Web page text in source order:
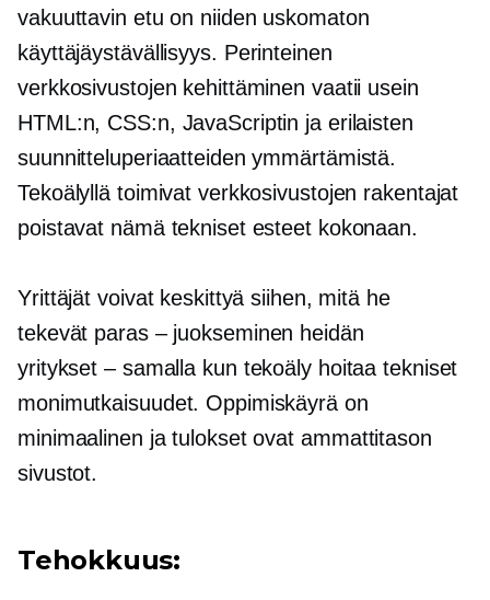
vakuuttavin etu on niiden uskomaton
käyttäjäystävällisyys. Perinteinen
verkkosivustojen kehittäminen vaatii usein
HTML:n, CSS:n, JavaScriptin ja erilaisten
suunnitteluperiaatteiden ymmärtämistä.
Tekoälyllä toimivat verkkosivustojen rakentajat
poistavat nämä tekniset esteet kokonaan.
Yrittäjät voivat keskittyä siihen, mitä he
tekevät paras – juokseminen heidän
yritykset – samalla kun tekoäly hoitaa tekniset
monimutkaisuudet. Oppimiskäyrä on
minimaalinen ja tulokset ovat ammattitason
sivustot.
Tehokkuus: